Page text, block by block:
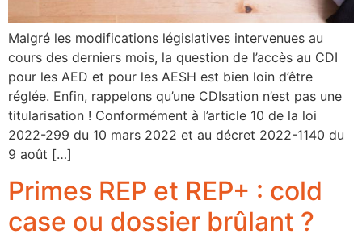
Malgré les modifications législatives intervenues au
cours des derniers mois, la question de l’accès au CDI
pour les AED et pour les AESH est bien loin d’être
réglée. Enfin, rappelons qu’une CDIsation n’est pas une
titularisation ! Conformément à l’article 10 de la loi
2022-299 du 10 mars 2022 et au décret 2022-1140 du
9 août […]
Primes REP et REP+ : cold
case ou dossier brûlant ?